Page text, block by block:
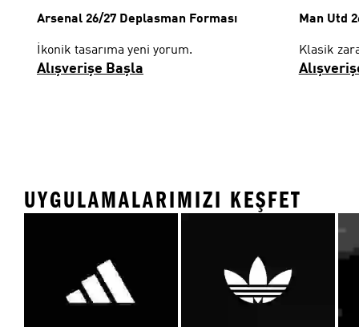
Arsenal 26/27 Deplasman Forması
İkonik tasarıma yeni yorum.
Alışverişe Başla
Man Utd
Klasik
UYGULAMALARIMIZI KEŞFET